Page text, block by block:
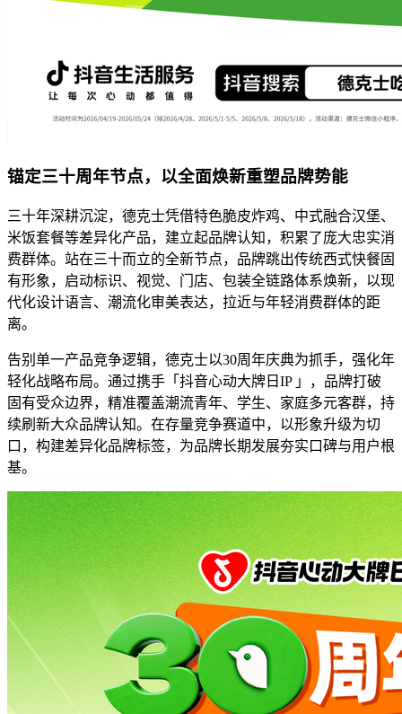
锚定三十周年节点，以全面焕新重塑品牌势能
三十年深耕沉淀，德克士凭借特色脆皮炸鸡、中式融合汉堡、
米饭套餐等差异化产品，建立起品牌认知，积累了庞大忠实消
费群体。站在三十而立的全新节点，品牌跳出传统西式快餐固
有形象，启动标识、视觉、门店、包装全链路体系焕新，以现
代化设计语言、潮流化审美表达，拉近与年轻消费群体的距
离。
告别单一产品竞争逻辑，德克士以30周年庆典为抓手，强化年
轻化战略布局。通过携手「抖音心动大牌日IP 」，品牌打破
固有受众边界，精准覆盖潮流青年、学生、家庭多元客群，持
续刷新大众品牌认知。在存量竞争赛道中，以形象升级为切
口，构建差异化品牌标签，为品牌长期发展夯实口碑与用户根
基。